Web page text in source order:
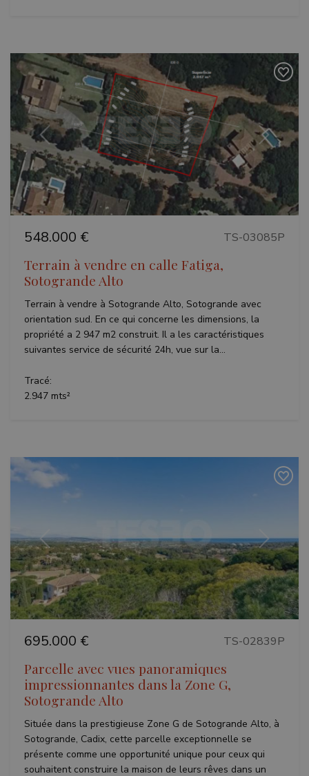
Précédent Suivant
548.000 € TS-03085P
Terrain à vendre en calle Fatiga,
Sotogrande Alto
Terrain à vendre à Sotogrande Alto, Sotogrande avec
orientation sud. En ce qui concerne les dimensions, la
propriété a 2 947 m2 construit. Il a les caractéristiques
suivantes service de sécurité 24h, vue sur la...
Tracé:
2.947 mts²
Précédent Suivant
695.000 € TS-02839P
Parcelle avec vues panoramiques
impressionnantes dans la Zone G,
Sotogrande Alto
Située dans la prestigieuse Zone G de Sotogrande Alto, à
Sotogrande, Cadix, cette parcelle exceptionnelle se
présente comme une opportunité unique pour ceux qui
souhaitent construire la maison de leurs rêves dans un